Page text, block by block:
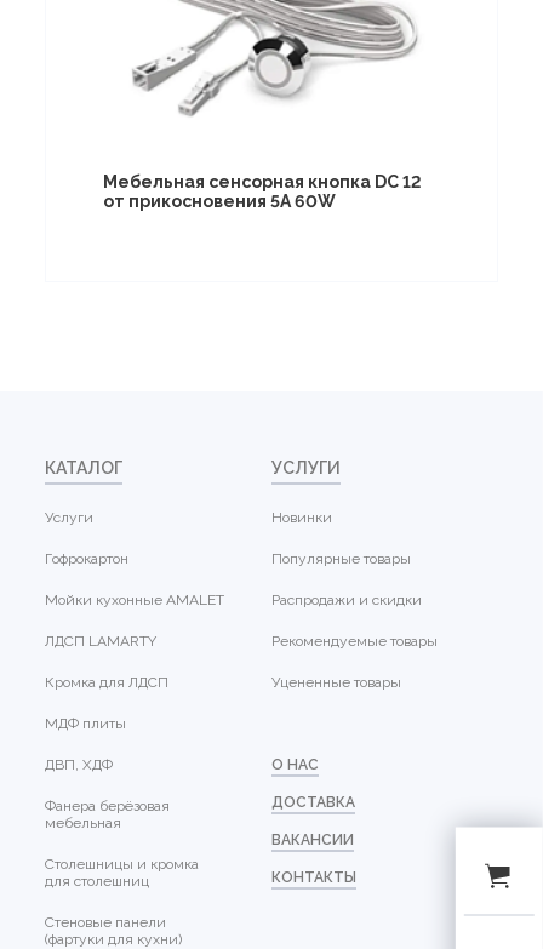
Мебельная сенсорная кнопка DC 12
от прикосновения 5А 60W
КАТАЛОГ
Услуги
Гофрокартон
Мойки кухонные AMALET
ЛДСП LAMARTY
Кромка для ЛДСП
МДФ плиты
ДВП, ХДФ
Фанера берёзовая
мебельная
Столешницы и кромка
для столешниц
Стеновые панели
(фартуки для кухни)
УСЛУГИ
Новинки
Популярные товары
Распродажи и скидки
Рекомендуемые товары
Уцененные товары
О НАС
ДОСТАВКА
ВАКАНСИИ
КОНТАКТЫ